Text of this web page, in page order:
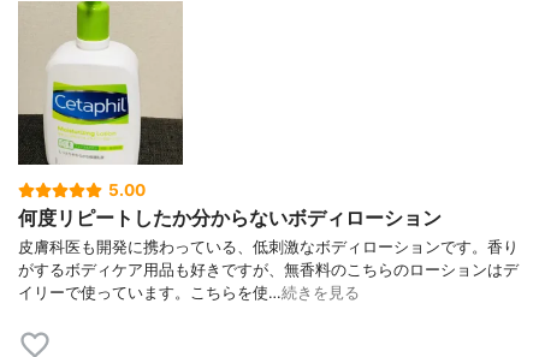
5.00
何度リピートしたか分からないボディローション
皮膚科医も開発に携わっている、低刺激なボディローションです。香り
がするボディケア用品も好きですが、無香料のこちらのローションはデ
イリーで使っています。こちらを使…続きを見る